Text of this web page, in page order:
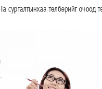
Та сургалтынхаа төлбөрийг очоод